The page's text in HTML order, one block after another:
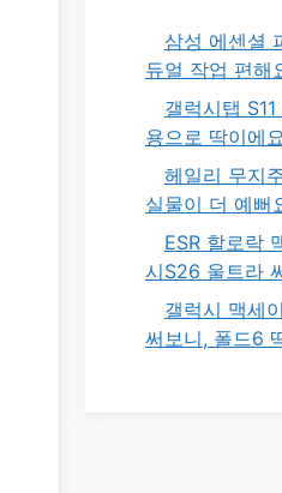
삼성 에센셜
듀얼 작업 편해
갤럭시탭
용으로 딱이에
헤일리 무지
실물이 더 예뻐
ESR 할로락
시S26 울트라
갤럭시 맥세
써보니, 폴드6